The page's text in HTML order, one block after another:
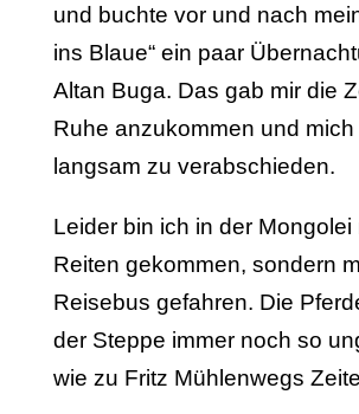
und buchte vor und nach
ins Blaue“ ein paar
Altan Buga. Das gab mir die
Ruhe anzukommen und
langsam zu verabschieden.
Leider bin ich in der Mongolei
Reiten gekommen, sondern
Reisebus gefahren. Die
der Steppe immer noch so
wie zu Fritz Mühlenwegs